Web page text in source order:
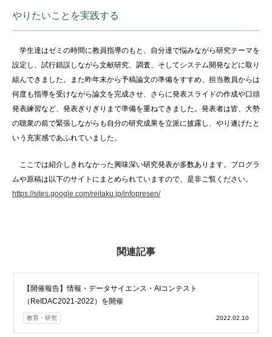
やりたいことを実践する
学生達はゼミの時間に教員指導のもと、自分達で悩みながら研究テーマを
設定し、試行錯誤しながら文献研究、調査、そしてシステム開発などに取り
組んできました。また昨年末から予稿論文の準備をすすめ、担当教員からは
何度も指導を受けながら論文を完成させ、さらに発表スライドの作成や口頭
発表練習など、発表ぎりぎりまで準備を重ねてきました。発表者は皆、大勢
の聴衆の前で緊張しながらも自分の研究成果を立派に披露し、やり遂げたと
いう充実感であふれていました。
ここでは紹介しきれなかった興味深い研究発表が多数あります。プログラ
ムや原稿は以下のサイトにまとめられていますので、是非ご覧ください。
https://sites.google.com/reitaku.jp/infopresen/
関連記事
【開催報告】情報・データサイエンス・AIコンテスト
（ReIDAC2021-2022）を開催
教育・研究 2022.02.10